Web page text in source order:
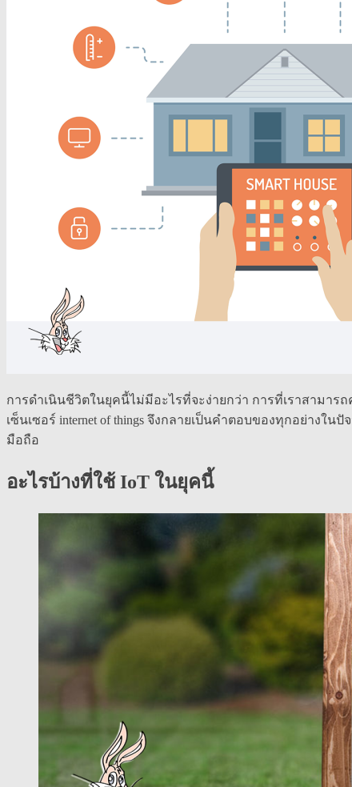
การดำเนินชีวิตในยุคนี้ไม่มีอะไรที่จะง่ายกว่า การที่เราสามา
เซ็นเซอร์ internet of things จึงกลายเป็นคำตอบของทุกอย่างใ
มือถือ
อะไรบ้างที่ใช้ IoT ในยุคนี้